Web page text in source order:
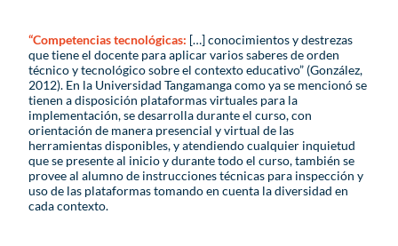
“Competencias tecnológicas: […] conocimientos y destrezas
que tiene el docente para aplicar varios saberes de orden
técnico y tecnológico sobre el contexto educativo” (González,
2012). En la Universidad Tangamanga como ya se mencionó se
tienen a disposición plataformas virtuales para la
implementación, se desarrolla durante el curso, con
orientación de manera presencial y virtual de las
herramientas disponibles, y atendiendo cualquier inquietud
que se presente al inicio y durante todo el curso, también se
provee al alumno de instrucciones técnicas para inspección y
uso de las plataformas tomando en cuenta la diversidad en
cada contexto.